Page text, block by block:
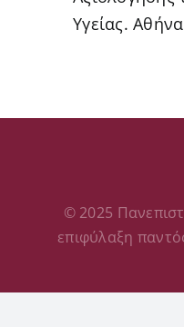
Υγείας.
© 2025
επιφύλαξη